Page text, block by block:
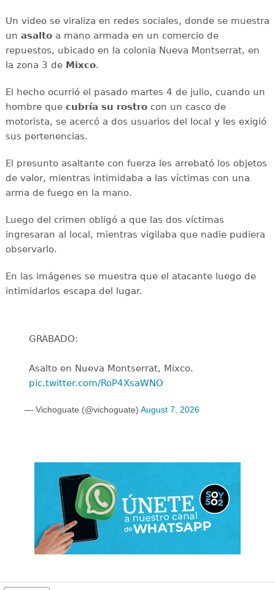
Un video se viraliza en redes sociales, donde se muestra
un asaltoa mano armada en un comercio de
repuestos, ubicado en la colonia Nueva Montserrat, en
la zona 3 de Mixco.
El hecho ocurrió el pasado martes 4 de julio, cuando un
hombre que cubría su rostrocon un casco de
motorista, se acercó a dos usuarios del local y les exigió
sus pertenencias.
El presunto asaltante con fuerza les arrebató los objetos
de valor, mientras intimidaba a las víctimas con una
arma de fuego en la mano.
Luego del crimen obligó a que las dos víctimas
ingresaran al local, mientras vigilaba que nadie pudiera
observarlo.
En las imágenes se muestra que el atacante luego de
intimidarlos escapa del lugar.
GRABADO:
Asalto en Nueva Montserrat, Mixco.
pic.twitter.com/RoP4XsaWNO
— Vichoguate (@vichoguate) August 7, 2026